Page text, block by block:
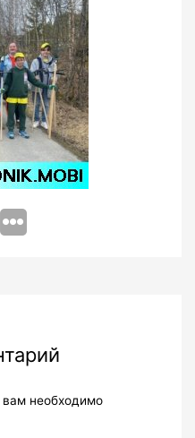
вам необходимо